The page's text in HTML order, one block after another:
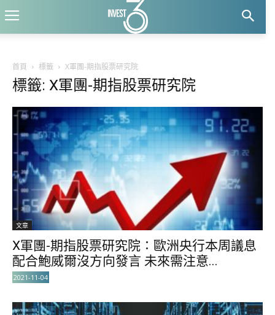
首頁 標籤 X軍團-期指股票研究院
標籤: X軍團-期指股票研究院
文章
X軍團-期指股票研究院∶歐洲央行本周議息
配合鮑威爾沒方向發言 未來需注意...
2021-11-04